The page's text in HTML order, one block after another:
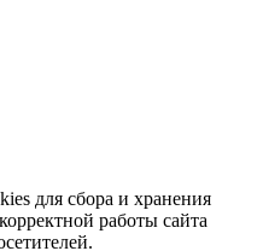
для сбора и хранения
работы сайта